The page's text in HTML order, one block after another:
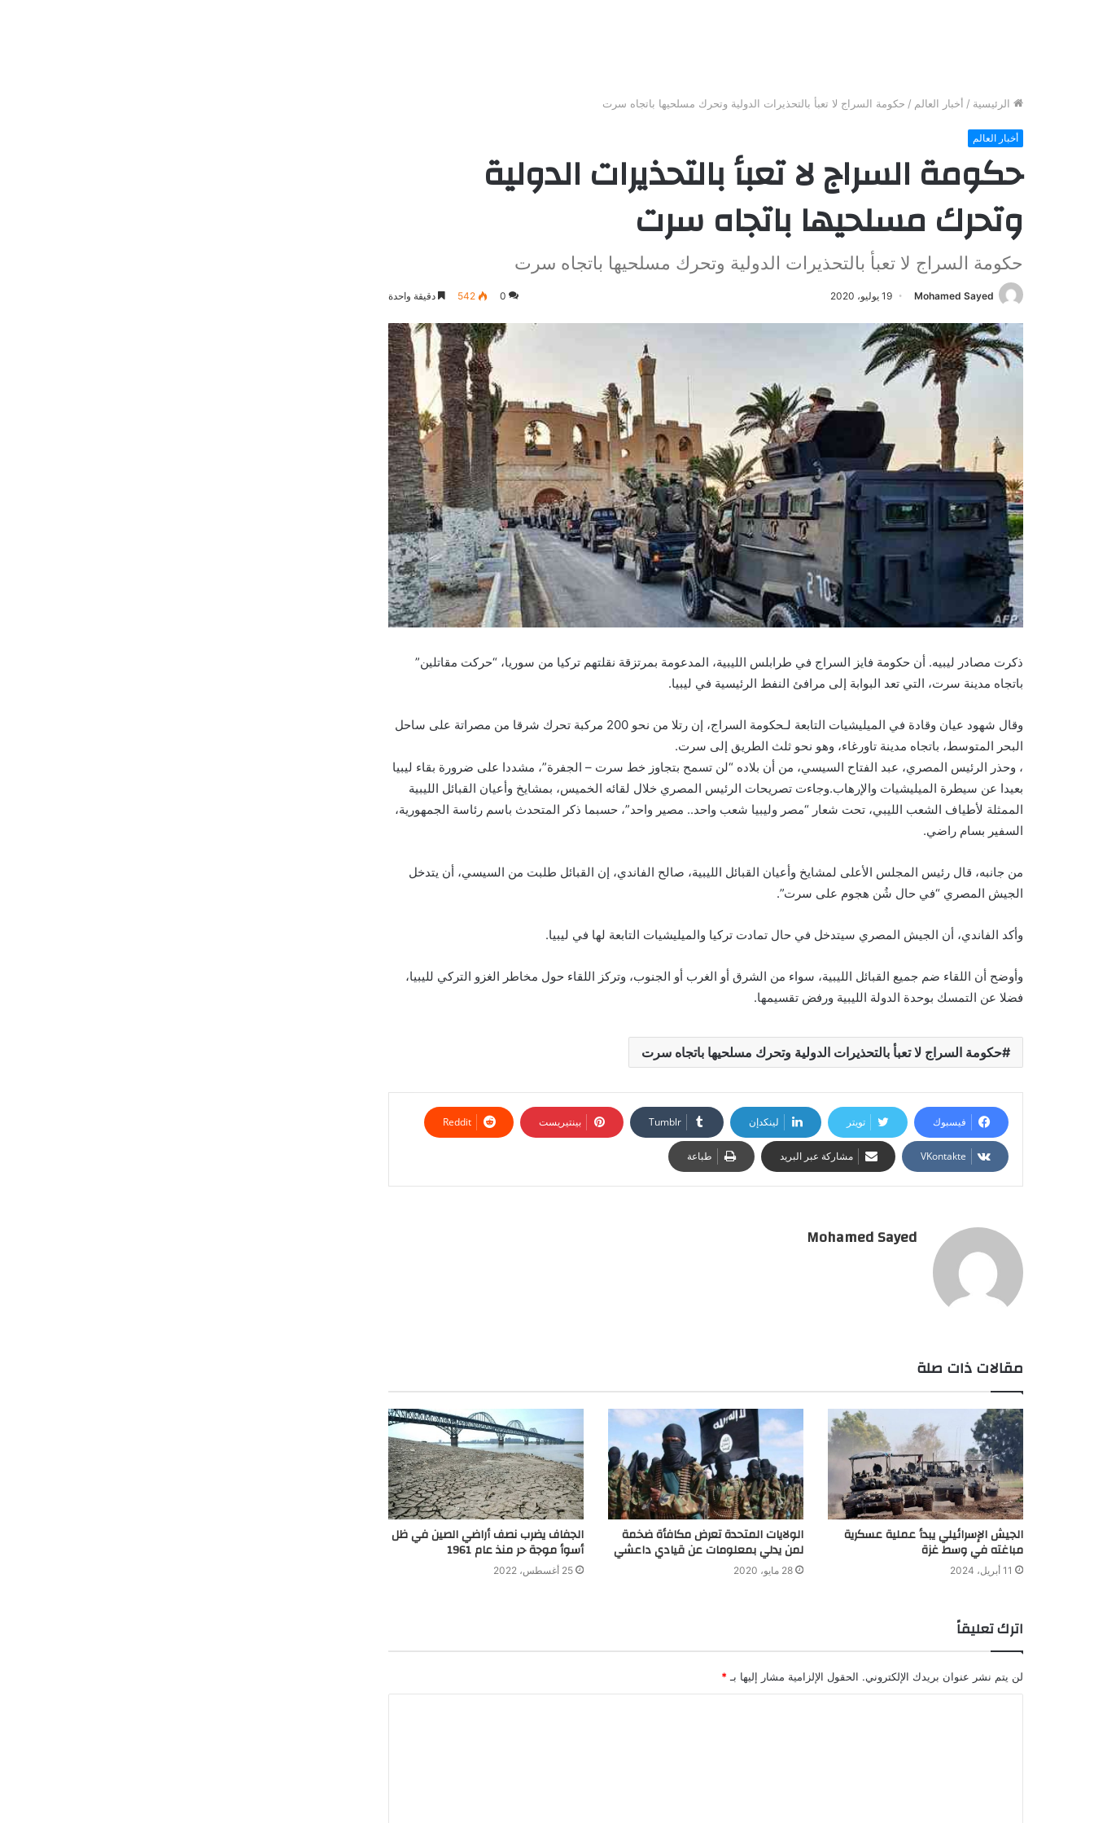
الرئيسية / أخبار العالم / حكومة السراج لا تعبأ بالتحذيرات الدولية وتحرك مسلحيها باتجاه سرت
أخبار العالم
حكومة السراج لا تعبأ بالتحذيرات الدولية
وتحرك مسلحيها باتجاه سرت
حكومة السراج لا تعبأ بالتحذيرات الدولية وتحرك مسلحيها باتجاه سرت
Mohamed Sayed 19 يوليو، 2020 0
542 دقيقة واحدة
ذكرت مصادر ليبيه. أن حكومة فايز السراج في طرابلس الليبية، المدعومة بمرتزقة نقلتهم تركيا من سوريا، “حركت مقاتلين”
باتجاه مدينة سرت، التي تعد البوابة إلى مرافئ النفط الرئيسية في ليبيا.
وقال شهود عيان وقادة في الميليشيات التابعة لـحكومة السراج، إن رتلا من نحو 200 مركبة تحرك شرقا من مصراتة على ساحل
البحر المتوسط، باتجاه مدينة تاورغاء، وهو نحو ثلث الطريق إلى سرت.
، وحذر الرئيس المصري، عبد الفتاح السيسي، من أن بلاده “لن تسمح بتجاوز خط سرت – الجفرة”، مشددا على ضرورة بقاء ليبيا
بعيدا عن سيطرة الميليشيات والإرهاب.وجاءت تصريحات الرئيس المصري خلال لقائه الخميس، بمشايخ وأعيان القبائل الليبية
الممثلة لأطياف الشعب الليبي، تحت شعار “مصر وليبيا شعب واحد.. مصير واحد”، حسبما ذكر المتحدث باسم رئاسة الجمهورية،
السفير بسام راضي.
من جانبه، قال رئيس المجلس الأعلى لمشايخ وأعيان القبائل الليبية، صالح الفاندي، إن القبائل طلبت من السيسي، أن يتدخل
الجيش المصري “في حال شُن هجوم على سرت”.
وأكد الفاندي، أن الجيش المصري سيتدخل في حال تمادت تركيا والميليشيات التابعة لها في ليبيا.
وأوضح أن اللقاء ضم جميع القبائل الليبية، سواء من الشرق أو الغرب أو الجنوب، وتركز اللقاء حول مخاطر الغزو التركي لليبيا،
فضلا عن التمسك بوحدة الدولة الليبية ورفض تقسيمها.
حكومة السراج لا تعبأ بالتحذيرات الدولية وتحرك مسلحيها باتجاه سرت
فيسبوك تويتر لينكدإن بينتيريست
مشاركة عبر البريد طباعة
Mohamed Sayed
مقالات ذات صلة
الجيش الإسرائيلي يبدأ عملية عسكرية
مباغته في وسط غزة
11 أبريل، 2024
الولايات المتحدة تعرض مكافأة ضخمة
لمن يدلي بمعلومات عن قيادي داعشي
28 مايو، 2020
الجفاف يضرب نصف أراضي الصين في ظل
أسوأ موجة حر منذ عام 1961
25 أغسطس، 2022
اترك تعليقاً
لن يتم نشر عنوان بريدك الإلكتروني. الحقول الإلزامية مشار إليها بـ *